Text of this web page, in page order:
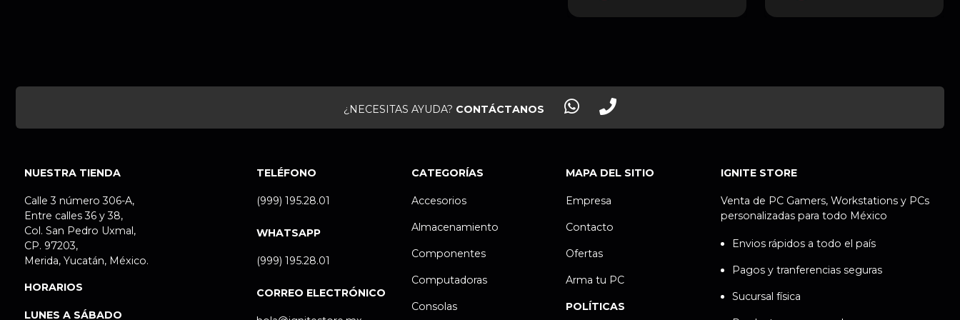
¿NECESITAS AYUDA? CONTÁCTANOS
NUESTRA TIENDA
Calle 3 número 306-A,
Entre calles 36 y 38,
Col. San Pedro Uxmal,
CP. 97203,
Merida, Yucatán, México.
HORARIOS
LUNES A SÁBADO
TELÉFONO
(999) 195.28.01
WHATSAPP
(999) 195.28.01
CORREO ELECTRÓNICO
CATEGORÍAS
Accesorios
Almacenamiento
Componentes
Computadoras
Consolas
MAPA DEL SITIO
Empresa
Contacto
Ofertas
Arma tu PC
POLÍTICAS
IGNITE STORE
Venta de PC Gamers, Workstations y PCs
personalizadas para todo México
Envios rápidos a todo el país
Pagos y tranferencias seguras
Sucursal física